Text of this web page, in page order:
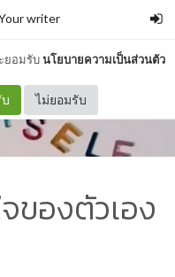
ยอมรับนโยบายความเป็นส่วนตัว
ไม่ยอมรับ
writer
ของตัวเอง